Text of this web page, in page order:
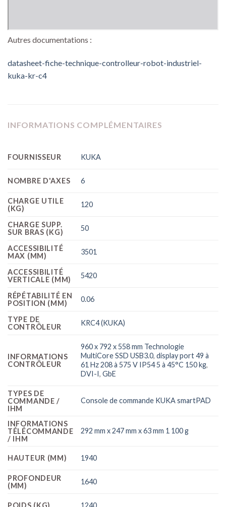
Autres documentations :
datasheet-fiche-technique-controlleur-robot-industriel-
kuka-kr-c4
INFORMATIONS COMPLÉMENTAIRES
FOURNISSEUR KUKA
NOMBRE D'AXES 6
CHARGE UTILE
(KG)
120
CHARGE SUPP.
SUR BRAS (KG)
50
ACCESSIBILITÉ
MAX (MM)
3501
ACCESSIBILITÉ
VERTICALE (MM)
5420
RÉPÉTABILITÉ EN
POSITION (MM)
0.06
TYPE DE
CONTRÔLEUR
KRC4 (KUKA)
INFORMATIONS
CONTRÔLEUR
960 x 792 x 558 mm Technologie
MultiCore SSD USB3.0,display port 49 à
61 Hz 208 à 575 V IP54 5 à 45°C 150 kg,
DVI-I,GbE
TYPES DE
COMMANDE /
IHM
Console de commande KUKA smartPAD
INFORMATIONS
TÉLÉCOMMANDE
/ IHM
292 mm x 247 mm x 63 mm 1 100 g
HAUTEUR (MM) 1940
PROFONDEUR
(MM)
1640
POIDS (KG) 1240